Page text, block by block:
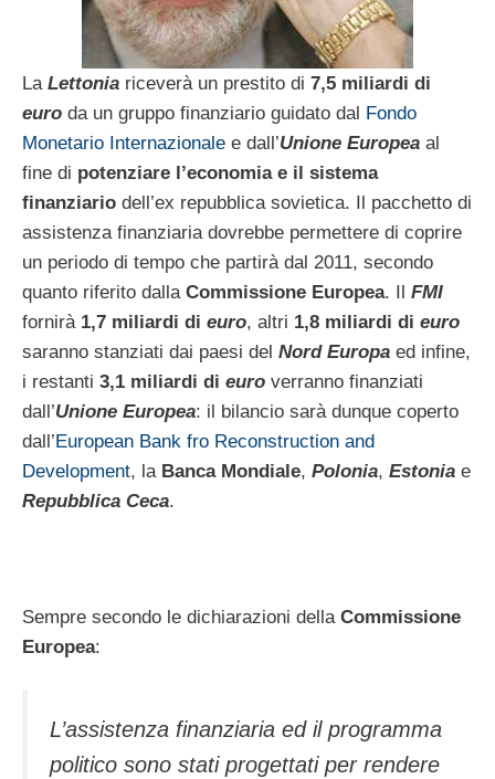
La Lettonia riceverà un prestito di 7,5 miliardi di
euro da un gruppo finanziario guidato dal Fondo
Monetario Internazionale e dall’Unione Europea al
fine di potenziare l’economia e il sistema
finanziario dell’ex repubblica sovietica. Il pacchetto di
assistenza finanziaria dovrebbe permettere di coprire
un periodo di tempo che partirà dal 2011, secondo
quanto riferito dalla Commissione Europea. Il FMI
fornirà 1,7 miliardi di euro, altri 1,8 miliardi di euro
saranno stanziati dai paesi del Nord Europa ed infine,
i restanti 3,1 miliardi di euro verranno finanziati
dall’Unione Europea: il bilancio sarà dunque coperto
dall’European Bank fro Reconstruction and
Development, la Banca Mondiale, Polonia, Estonia e
Repubblica Ceca.
Sempre secondo le dichiarazioni della Commissione
Europea:
L’assistenza finanziaria ed il programma
politico sono stati progettati per rendere